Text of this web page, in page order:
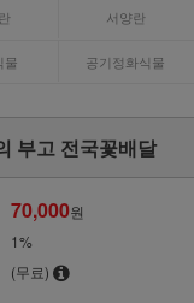
서양란
물 공기정화식물
부고 전국꽃배달
70,000원
1%
(무료)